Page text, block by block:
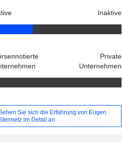
Inaktive
Private
Unternehmen
Sie sich die Erfahrung von Eugen
im Detail an